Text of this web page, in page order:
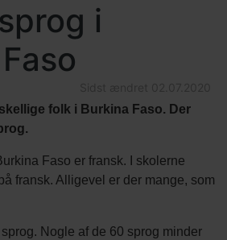
i
folk i Burkina Faso. Der
Faso er fransk. I skolerne
fransk. Alligevel er der mange, som
Nogle af de 60 sprog minder